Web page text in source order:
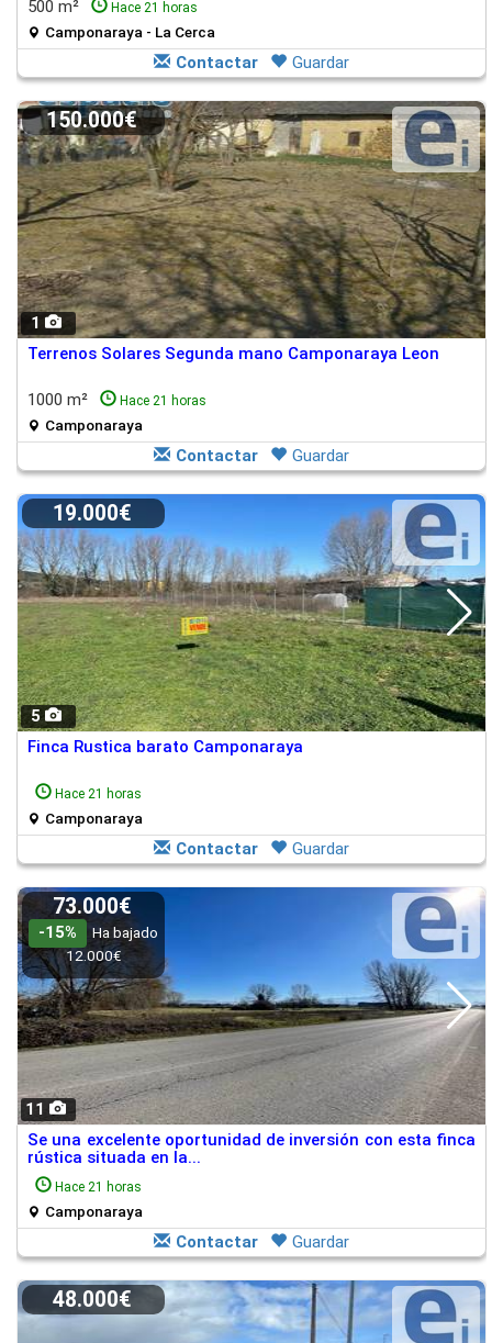
500 m² Hace 21 horas
Camponaraya - La Cerca
Contactar Guardar
1
150.000€
Terrenos Solares Segunda mano Camponaraya Leon
1000 m² Hace 21 horas
Camponaraya
Contactar Guardar
5
19.000€
Finca Rustica barato Camponaraya
Hace 21 horas
Camponaraya
Contactar Guardar
11
73.000€
-15%
Ha bajado
12.000€
Se una excelente oportunidad de inversión con esta finca
rústica situada en la...
Hace 21 horas
Camponaraya
Contactar Guardar
48.000€